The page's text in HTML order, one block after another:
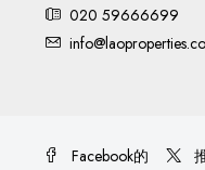
020 59666699
Facebook的